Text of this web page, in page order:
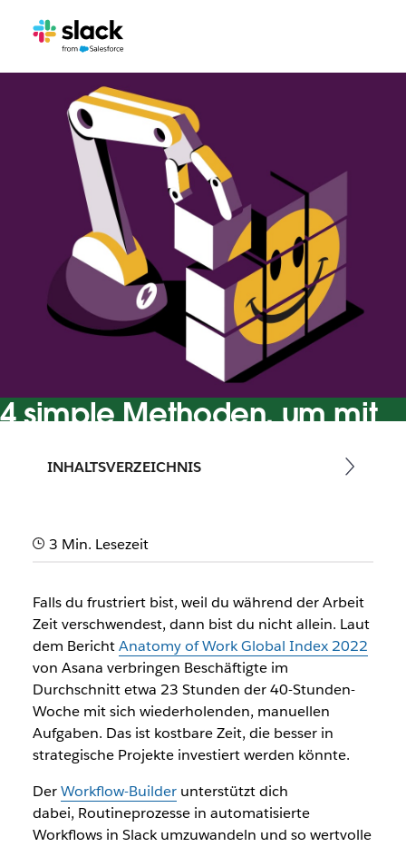
4 simple Methoden, um mit
sparen
Routineaufgaben in Slack zu automatisieren – und das
INHALTSVERZEICHNIS
3 Min. Lesezeit
Falls du frustriert bist, weil du während der Arbeit
Zeit verschwendest, dann bist du nicht allein. Laut
dem BerichtAnatomy of Work Global Index 2022
von Asana verbringen Beschäftigte im
Durchschnitt etwa 23 Stunden der 40-Stunden-
Woche mit sich wiederholenden, manuellen
Aufgaben. Das ist kostbare Zeit, die besser in
strategische Projekte investiert werden könnte.
DerWorkflow-Builderunterstützt dich
dabei, Routineprozesse in automatisierte
Workflows in Slack umzuwandeln und so wertvolle